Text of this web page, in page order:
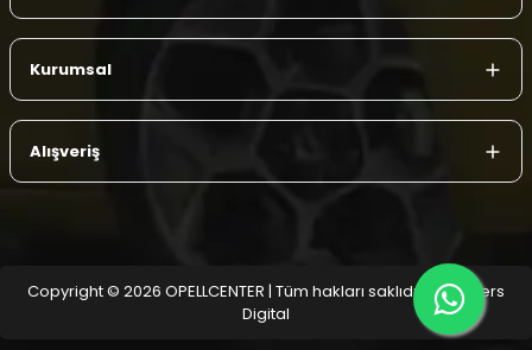
Kurumsal
Alışveriş
Copyright © 2026 OPELLCENTER | Tüm hakları saklıdır.
| Reliefers
Digital